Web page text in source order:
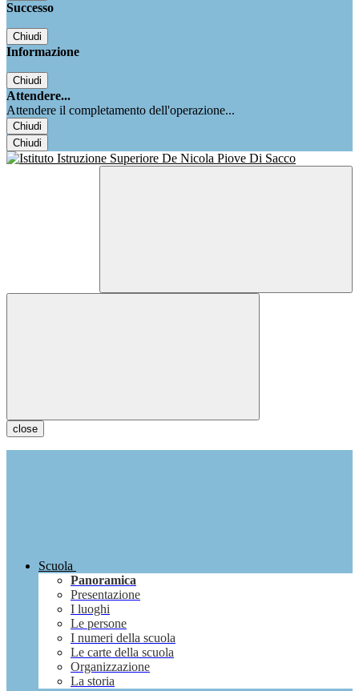
Successo
Chiudi
Informazione
Chiudi
Attendere...
Attendere il completamento dell'operazione...
Chiudi
Chiudi
close
Scuola
Panoramica
Presentazione
I luoghi
Le persone
I numeri della scuola
Le carte della scuola
Organizzazione
La storia